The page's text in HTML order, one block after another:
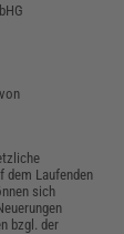
dem Laufenden
sich
bzgl. der